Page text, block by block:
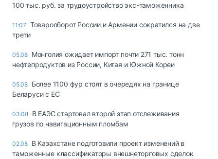
100 тыс. руб. за трудоустройство экс-таможенника
11:07 Товарооборот России и Армении сократился на две
трети
05.08 Монголия ожидает импорт почти 271 тыс. тонн
нефтепродуктов из России, Китая и Южной Кореи
05.08 Более 1100 фур стоят в очередях на границе
Беларуси с ЕС
03.08 В ЕАЭС стартовал второй этап отслеживания
грузов по навигационным пломбам
02.08 В Казахстане подготовили проект изменений в
таможенные классификаторы внешнеторговых сделок